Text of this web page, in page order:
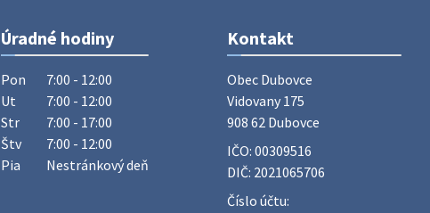
Oznámenie o uložení zásielky -
Juraj Sloboda
Na úradnej tabuli je nová výveska.
https://dubovce.sk?p=16556
28. júla 2026 10:49
Úradné hodiny
Pon
7:00 - 12:00
Ut
7:00 - 12:00
Str
7:00 - 17:00
Štv
7:00 - 12:00
Pia
Nestránkový deň
Kontakt
Obec Dubovce
Vidovany 175
908 62 Dubovce
IČO: 00309516
DIČ: 2021065706
Číslo účtu: